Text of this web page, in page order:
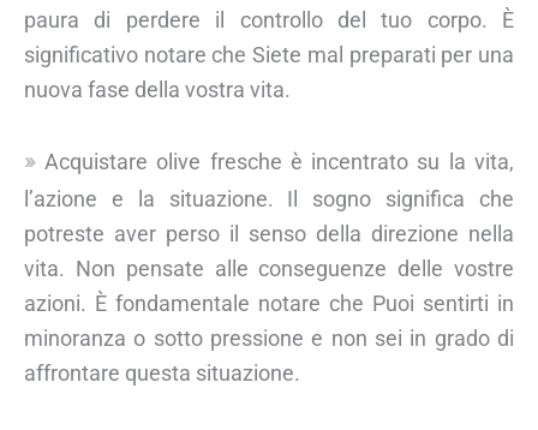
paura di perdere il controllo del tuo corpo. È
significativo notare che Siete mal preparati per una
nuova fase della vostra vita.
Acquistare olive fresche è incentrato su la vita,
l’azione e la situazione. Il sogno significa che
potreste aver perso il senso della direzione nella
vita. Non pensate alle conseguenze delle vostre
azioni. È fondamentale notare che Puoi sentirti in
minoranza o sotto pressione e non sei in grado di
affrontare questa situazione.